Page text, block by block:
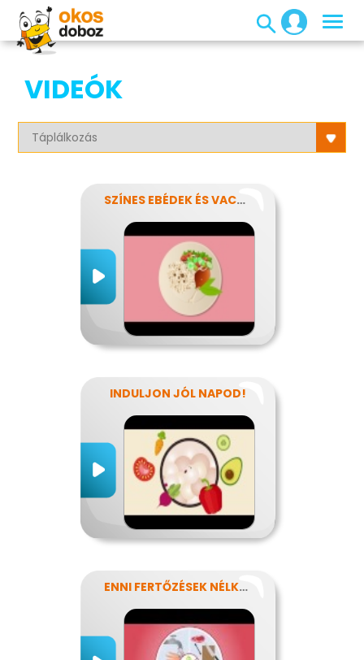
VIDEÓK
SZÍNES EBÉDEK ÉS VACSORÁK
INDULJON JÓL NAPOD!
ENNI FERTŐZÉSEK NÉLKÜL